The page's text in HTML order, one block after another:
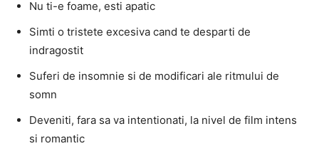
Nu ti-e foame, esti apatic
Simti o tristete excesiva cand te desparti de
indragostit
Suferi de insomnie si de modificari ale ritmului de
somn
Deveniti, fara sa va intentionati, la nivel de film intens
si romantic